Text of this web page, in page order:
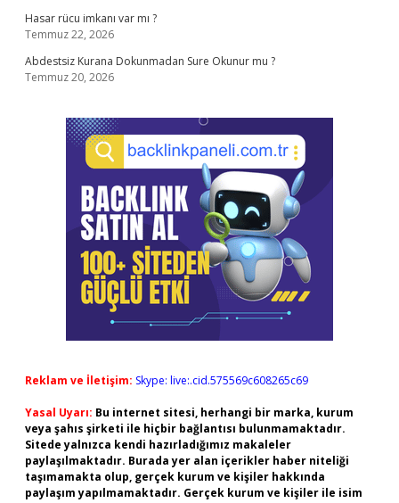
Hasar rücu imkanı var mı ?
Temmuz 22, 2026
Abdestsiz Kurana Dokunmadan Sure Okunur mu ?
Temmuz 20, 2026
Reklam ve İletişim: Skype: live:.cid.575569c608265c69
Yasal Uyarı: Bu internet sitesi, herhangi bir marka, kurum
veya şahıs şirketi ile hiçbir bağlantısı bulunmamaktadır.
Sitede yalnızca kendi hazırladığımız makaleler
paylaşılmaktadır. Burada yer alan içerikler haber niteliği
taşımamakta olup, gerçek kurum ve kişiler hakkında
paylaşım yapılmamaktadır. Gerçek kurum ve kişiler ile isim